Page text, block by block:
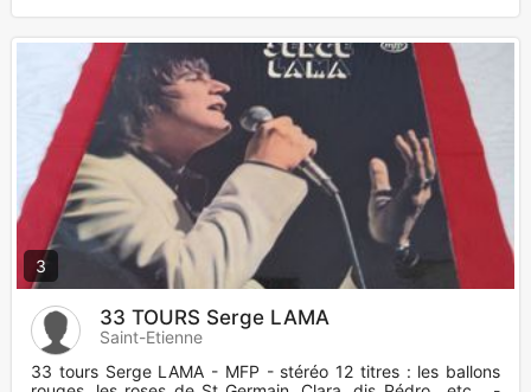
3
33 TOURS Serge LAMA
Saint-Etienne
33 tours Serge LAMA - MFP - stéréo 12 titres : les ballons